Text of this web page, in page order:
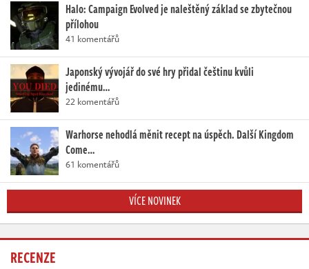
Halo: Campaign Evolved je naleštěný základ se zbytečnou
přílohou
41 komentářů
Japonský vývojář do své hry přidal češtinu kvůli
jedinému…
22 komentářů
Warhorse nehodlá měnit recept na úspěch. Další Kingdom
Come…
61 komentářů
VÍCE NOVINEK
RECENZE